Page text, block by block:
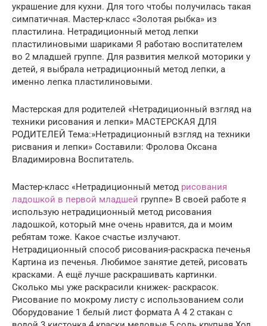
украшение для кухни. Для того чтобы получилась такая
симпатичная. Мастер-класс «Золотая рыбка» из
пластилина. Нетрадиционный метод лепки
пластилиновыми шариками Я работаю воспитателем
во 2 младшей группе. Для развития мелкой моторики у
детей, я выбрала нетрадиционный метод лепки, а
именно лепка пластилиновыми.
Мастерская для родителей «Нетрадиционный взгляд на
техники рисования и лепки» МАСТЕРСКАЯ ДЛЯ
РОДИТЕЛЕЙ Тема:»Нетрадиционный взгляд на техники
рисвания и лепки» Составили: Фролова Оксана
Владимировна Воспитатель.
Мастер-класс «Нетрадиционный метод рисования
ладошкой в первой младшей группе» В своей работе я
использую нетрадиционный метод рисования
ладошкой, который мне очень нравится, да и моим
ребятам тоже. Какое счастье излучают.
Нетрадиционный способ рисования-раскраска печенья
Картина из печенья. Любимое занятие детей, рисовать
красками. А ещё лучше раскрашивать картинки.
Сколько мы уже раскрасили книжек- раскрасок.
Рисование по мокрому листу с использованием соли
Оборудование 1 белый лист формата А 4 2 стакан с